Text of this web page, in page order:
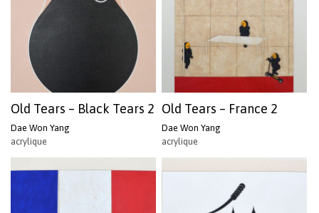
Votre panier est vide.
Revenir à l'Artotek
Old Tears – Black Tears 2
Dae Won Yang
acrylique
Old Tears – France 2
Dae Won Yang
acrylique